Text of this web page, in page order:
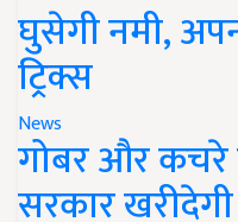
घुसेगी नमी,
ट्रिक्स
News
गोबर और कचरे
सरकार